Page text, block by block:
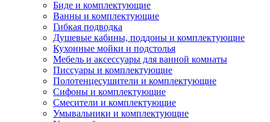
Биде и комплектующие
Ванны и комплектующие
Гибкая подводка
Душевые кабины, поддоны и комплектующие
Кухонные мойки и подстолья
Мебель и аксессуары для ванной комнаты
Писсуары и комплектующие
Полотенцесушители и комплектующие
Сифоны и комплектующие
Смесители и комплектующие
Умывальники и комплектующие